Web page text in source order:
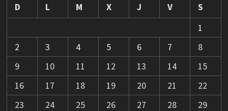
D
L M X J V
S
1
2
3 4 5 6 7
8
9
10 11 12 13 14
15
16
17 18 19 20 21
22
23
24 25 26 27 28
29